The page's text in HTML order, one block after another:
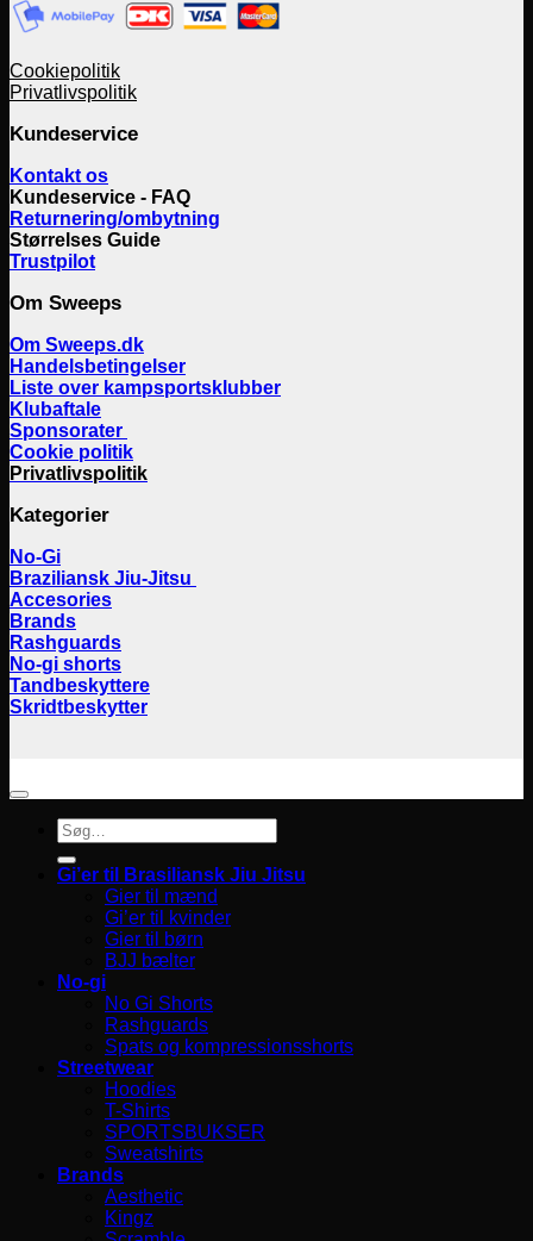
Cookiepolitik
Privatlivspolitik
Kundeservice
Kontakt os
Kundeservice - FAQ
Returnering/ombytning
Størrelses Guide
Trustpilot
Om Sweeps
Om Sweeps.dk
Handelsbetingelser
Liste over kampsportsklubber
Klubaftale
Sponsorater
Cookie politik
Privatlivspolitik
Kategorier
No-Gi
Braziliansk Jiu-Jitsu
Accesories
Brands
Rashguards
No-gi shorts
Tandbeskyttere
Skridtbeskytter
Søg
efter:
Gi’er til Brasiliansk Jiu Jitsu
Gier til mænd
Gi’er til kvinder
Gier til børn
BJJ bælter
No-gi
No Gi Shorts
Rashguards
Spats og kompressionsshorts
Streetwear
Hoodies
T-Shirts
SPORTSBUKSER
Sweatshirts
Brands
Aesthetic
Kingz